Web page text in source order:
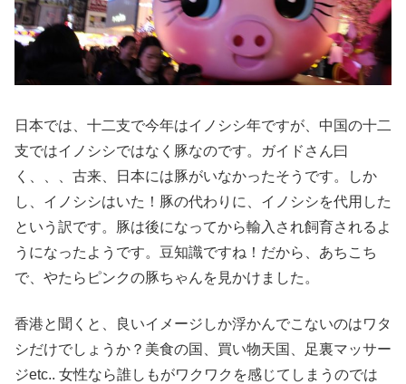
日本では、十二支で今年はイノシシ年ですが、中国の十二
支ではイノシシではなく豚なのです。ガイドさん曰
く、、、古来、日本には豚がいなかったそうです。しか
し、イノシシはいた！豚の代わりに、イノシシを代用した
という訳です。豚は後になってから輸入され飼育されるよ
うになったようです。豆知識ですね！だから、あちこち
で、やたらピンクの豚ちゃんを見かけました。
香港と聞くと、良いイメージしか浮かんでこないのはワタ
シだけでしょうか？美食の国、買い物天国、足裏マッサー
ジetc.. 女性なら誰しもがワクワクを感じてしまうのでは